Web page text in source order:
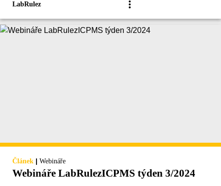
LabRulez
Článek | Webináře
Webináře LabRulezICPMS týden 3/2024